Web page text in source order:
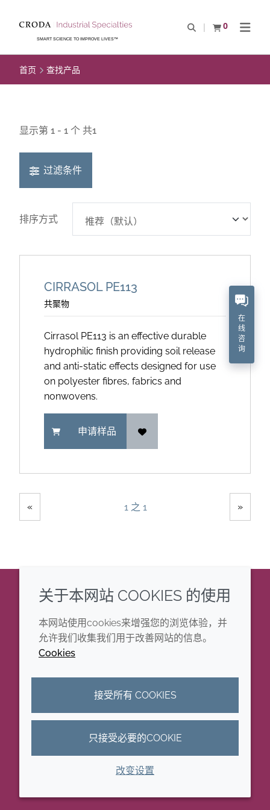
CONTENTSMART SCIENCE TO IMPROVE LIVES™
Open Search
0
查看购物车Open
首页 查找产品
显示第 1 - 1 个 共1
过滤条件
排序方式
CIRRASOL PE113
共聚物
Cirrasol PE113 is an effective durable
hydrophilic finish providing soil release
and anti-static effects designed for use
on polyester fibres, fabrics and
nonwovens.
申请样品
« Showing
1 之 1 »
企业
年度报告
可持续发展报告
禾大集团
法律信息
条款和条件
可访问性声明
隐私政策
© 2026 Croda International Plc
沪ICP备2020025271号-11
关于本网站 COOKIES 的使用
本网站使用cookies来增强您的浏览体验，并
允许我们收集我们用于改善网站的信息。
Cookies
接受所有 COOKIES
只接受必要的COOKIE
改变设置
在
线
咨
询